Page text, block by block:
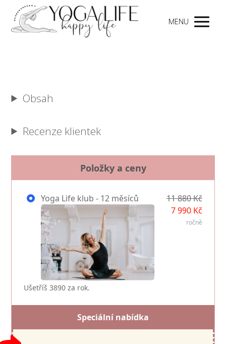
MENU
Obsah
Recenze klientek
Položky a ceny
Yoga Life klub - 12 měsíců
11 880 Kč
7 990 Kč
ročně
Ušetříš 3890 za rok.
Speciální nabídka